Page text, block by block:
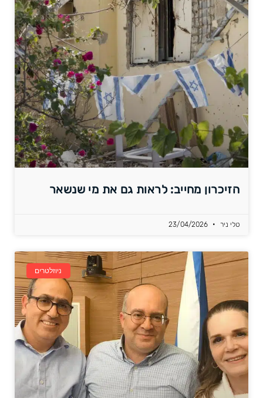
הזיכרון מחייב: לראות גם את מי שנשאר
טלי ניר
ניוזלטרים